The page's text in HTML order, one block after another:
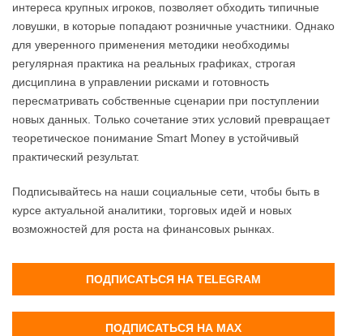
интереса крупных игроков, позволяет обходить типичные
ловушки, в которые попадают розничные участники. Однако
для уверенного применения методики необходимы
регулярная практика на реальных графиках, строгая
дисциплина в управлении рисками и готовность
пересматривать собственные сценарии при поступлении
новых данных. Только сочетание этих условий превращает
теоретическое понимание Smart Money в устойчивый
практический результат.
Подписывайтесь на наши социальные сети, чтобы быть в
курсе актуальной аналитики, торговых идей и новых
возможностей для роста на финансовых рынках.
ПОДПИСАТЬСЯ НА TELEGRAM
ПОДПИСАТЬСЯ НА MAX